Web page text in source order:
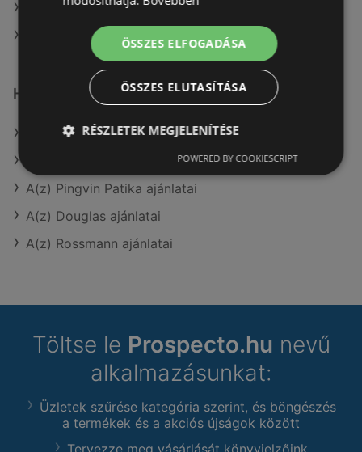
A(z) Douglas aktuális akciós újságjai
A(z) dm üzletei itt: Sopron-Fertődi
Hasonló kiskereskedők
A(z) Vianni ajánlatai
A(z) goods market ajánlatai
A(z) Pingvin Patika ajánlatai
A(z) Douglas ajánlatai
A(z) Rossmann ajánlatai
Töltse le Prospecto.hu nevű
alkalmazásunkat:
Üzletek szűrése kategória szerint, és böngészés
a termékek és a akciós újságok között
ÖSSZES ELFOGADÁSA
ÖSSZES ELUTASÍTÁSA
RÉSZLETEK MEGJELENÍTÉSE
POWERED BY COOKIESCRIPT